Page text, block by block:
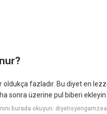
oldukça fazladır. Bu diyet en
sonra üzerine pul biberi ekleyin
burada okuyun: